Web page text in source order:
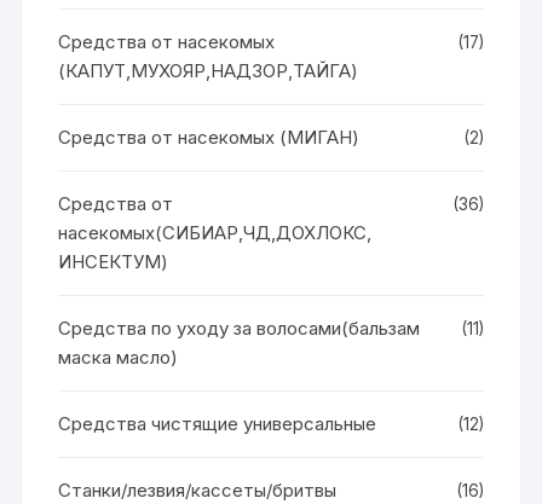
Средства от насекомых
(КАПУТ,МУХОЯР,НАДЗОР,ТАЙГА)
(17)
Средства от насекомых (МИГАН) (2)
Средства от
насекомых(СИБИАР,ЧД,ДОХЛОКС,
ИНСЕКТУМ)
(36)
Средства по уходу за волосами(бальзам
маска масло)
(11)
Средства чистящие универсальные (12)
Станки/лезвия/кассеты/бритвы (16)